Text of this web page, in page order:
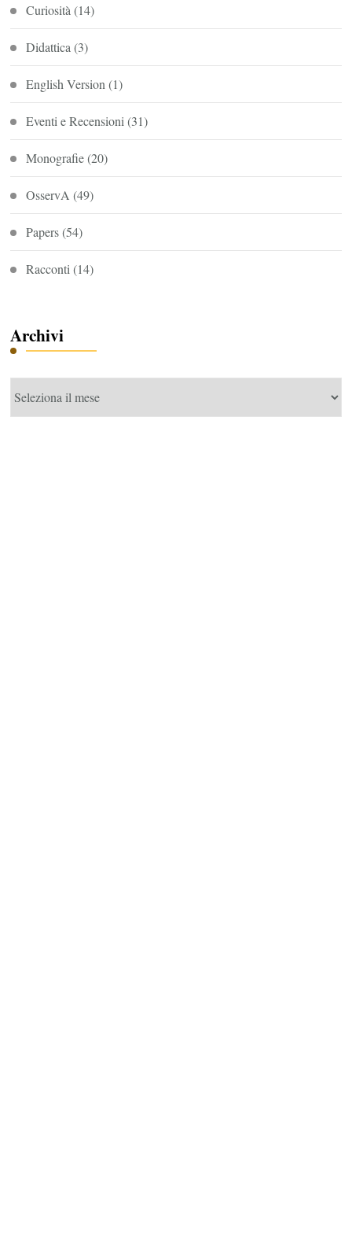
Curiosità (14)
Didattica (3)
English Version (1)
Eventi e Recensioni (31)
Monografie(20)
OsservA (49)
Papers(54)
Racconti (14)
Archivi